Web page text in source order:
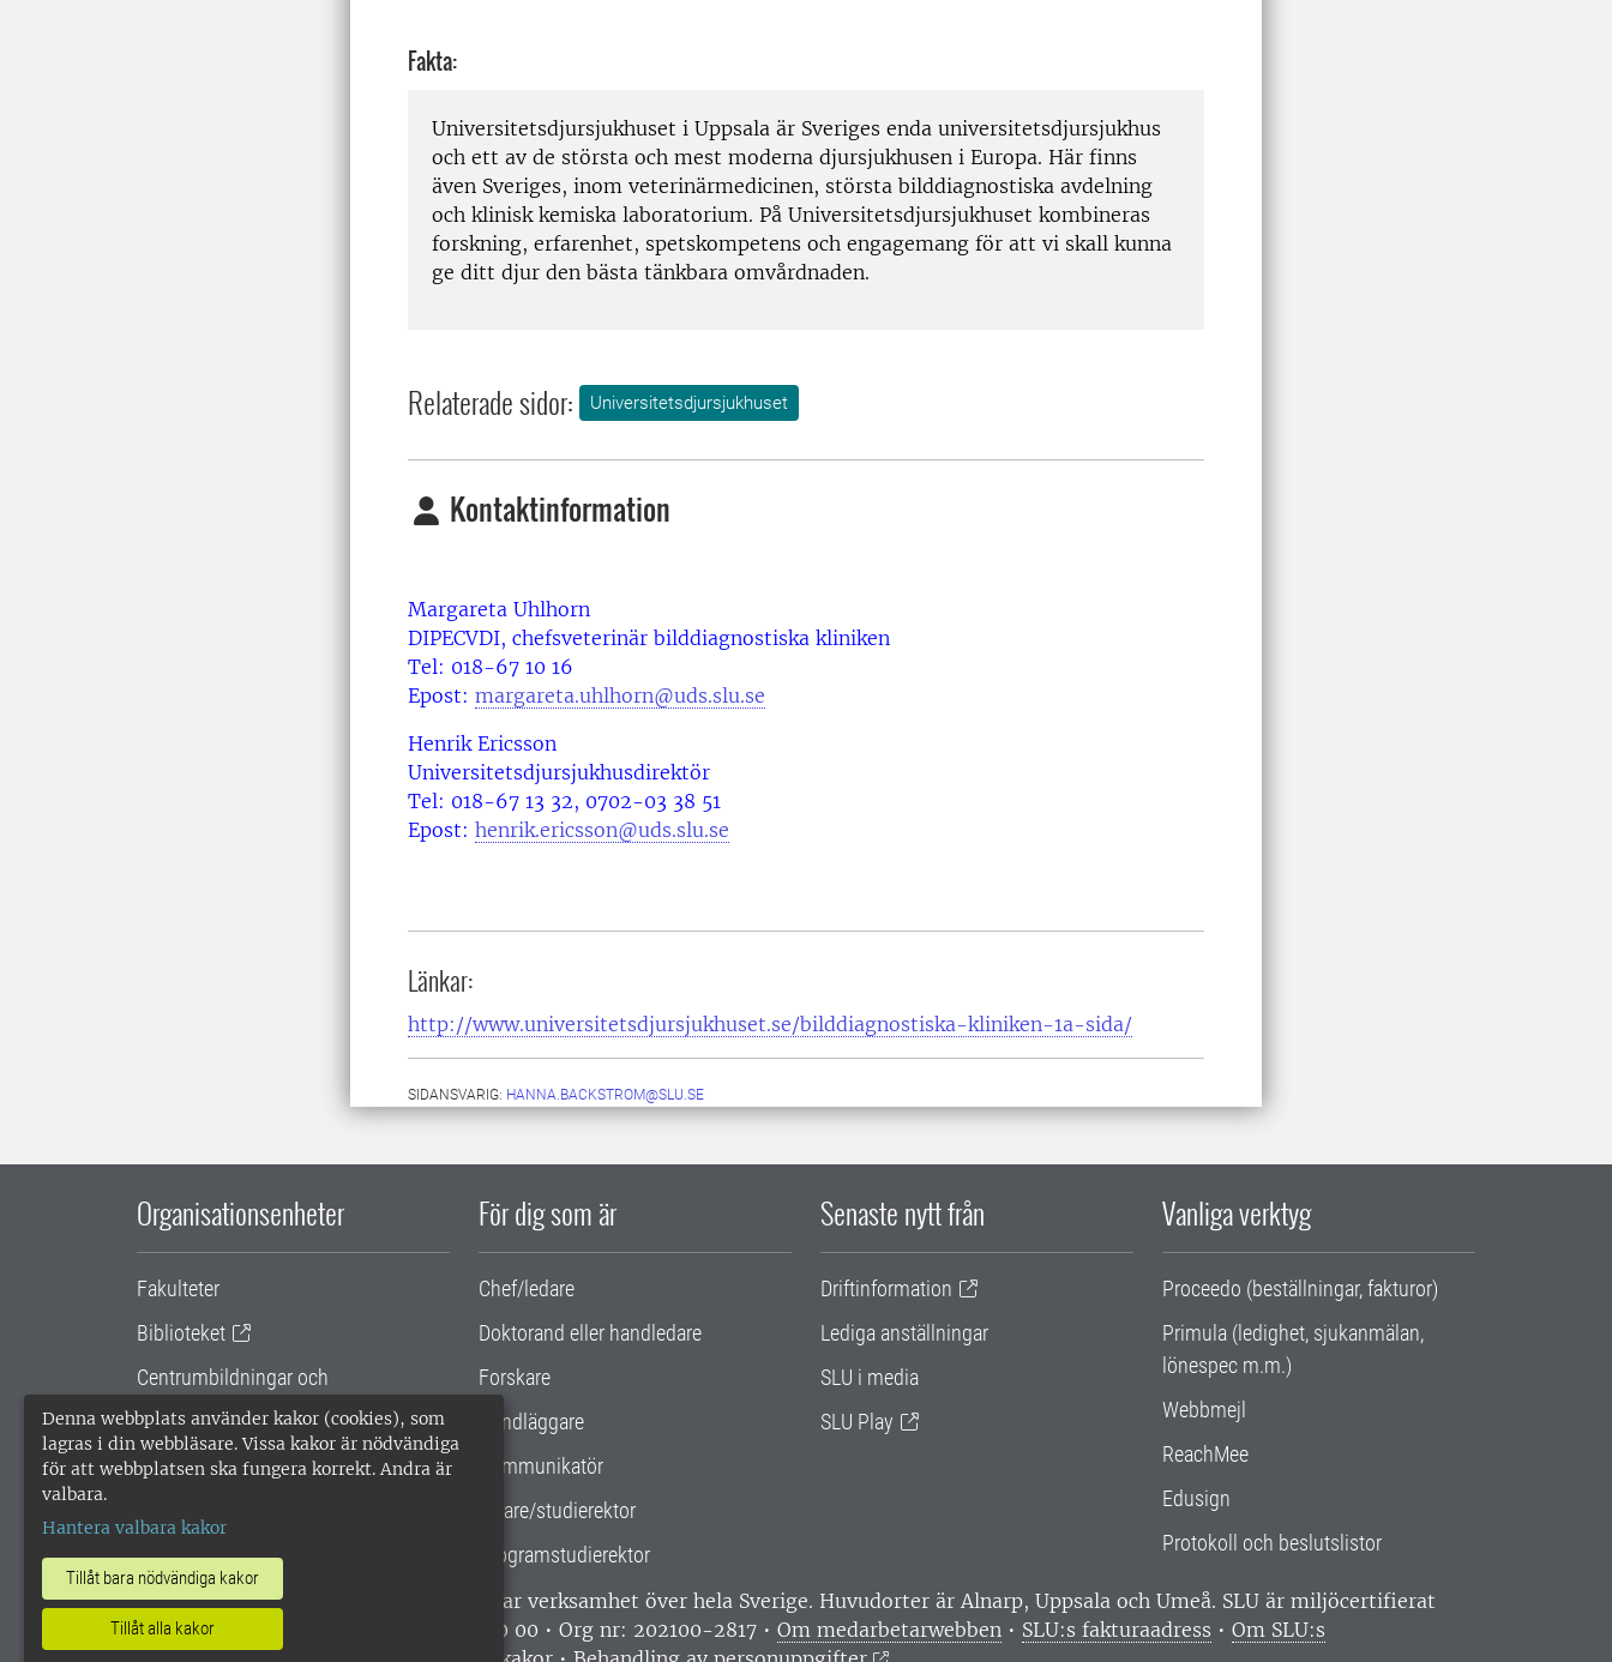
Denna webbplats använder kakor (cookies), som
lagras i din webbläsare. Vissa kakor är nödvändiga
för att webbplatsen ska fungera korrekt. Andra är
valbara.
Hantera valbara kakor
Tillåt bara nödvändiga kakor
Tillåt alla kakor
Fakta:
Universitetsdjursjukhuset i Uppsala är Sveriges enda universitetsdjursjukhus
och ett av de största och mest moderna djursjukhusen i Europa. Här finns
även Sveriges, inom veterinärmedicinen, största bilddiagnostiska avdelning
och klinisk kemiska laboratorium. På Universitetsdjursjukhuset kombineras
forskning, erfarenhet, spetskompetens och engagemang för att vi skall kunna
ge ditt djur den bästa tänkbara omvårdnaden.
Relaterade sidor: Universitetsdjursjukhuset
Kontaktinformation
Margareta Uhlhorn
DIPECVDI, chefsveterinär bilddiagnostiska kliniken
Tel: 018-67 10 16
Epost: margareta.uhlhorn@uds.slu.se
Henrik Ericsson
Universitetsdjursjukhusdirektör
Tel: 018-67 13 32, 0702-03 38 51
Epost: henrik.ericsson@uds.slu.se
Länkar:
http://www.universitetsdjursjukhuset.se/bilddiagnostiska-kliniken-1a-sida/
SIDANSVARIG: HANNA.BACKSTROM@SLU.SE
Organisationsenheter
Fakulteter
Biblioteket
Centrumbildningar och
samarbetsprojekt
Gemensamma verksamhetsstödet
För dig som är
Chef/ledare
Doktorand eller handledare
Forskare
Handläggare
Kommunikatör
Lärare/studierektor
Programstudierektor
Senaste nytt från
Driftinformation
Lediga anställningar
SLU i media
SLU Play
Vanliga verktyg
Proceedo (beställningar, fakturor)
Primula (ledighet, sjukanmälan,
lönespec m.m.)
Webbmejl
ReachMee
Edusign
Protokoll och beslutslistor
SLU, Sveriges lantbruksuniversitet, har verksamhet över hela Sverige. Huvudorter är Alnarp, Uppsala och Umeå. SLU är miljöcertifierat
enligt ISO 14001. •
Telefon: 018-67 10 00 • Org nr: 202100-2817 • Om medarbetarwebben • SLU:s fakturaadress • Om SLU:s